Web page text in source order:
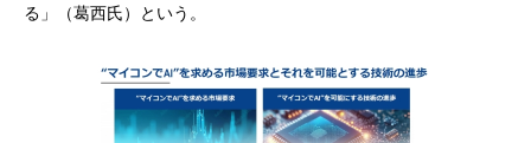
る」（葛西氏）という。